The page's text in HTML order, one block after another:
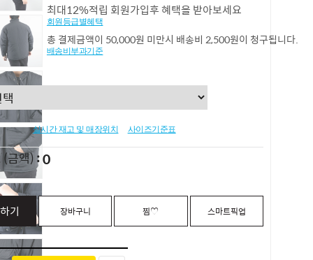
최대12%적립 회원가입후 혜택을 받아보세요
회원등급별혜택
총 결제금액이 50,000원 미만시 배송비 2,500원이 청구됩니다.
배송비부과기준
실시간 재고 및 매장위치 사이즈기준표
(금액) 0
기 장바구니 찜♡ 스마트픽업